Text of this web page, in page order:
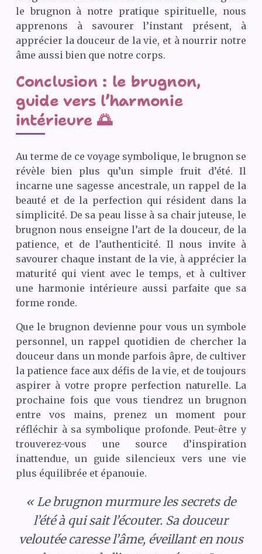
le brugnon à notre pratique spirituelle, nous
apprenons à savourer l’instant présent, à
apprécier la douceur de la vie, et à nourrir notre
âme aussi bien que notre corps.
Conclusion : le brugnon,
guide vers l’harmonie
intérieure 🌅
Au terme de ce voyage symbolique, le brugnon se
révèle bien plus qu’un simple fruit d’été. Il
incarne une sagesse ancestrale, un rappel de la
beauté et de la perfection qui résident dans la
simplicité. De sa peau lisse à sa chair juteuse, le
brugnon nous enseigne l’art de la douceur, de la
patience, et de l’authenticité. Il nous invite à
savourer chaque instant de la vie, à apprécier la
maturité qui vient avec le temps, et à cultiver
une harmonie intérieure aussi parfaite que sa
forme ronde.
Que le brugnon devienne pour vous un symbole
personnel, un rappel quotidien de chercher la
douceur dans un monde parfois âpre, de cultiver
la patience face aux défis de la vie, et de toujours
aspirer à votre propre perfection naturelle. La
prochaine fois que vous tiendrez un brugnon
entre vos mains, prenez un moment pour
réfléchir à sa symbolique profonde. Peut-être y
trouverez-vous une source d’inspiration
inattendue, un guide silencieux vers une vie
plus équilibrée et épanouie.
« Le brugnon murmure les secrets de
l’été à qui sait l’écouter. Sa douceur
veloutée caresse l’âme, éveillant en nous